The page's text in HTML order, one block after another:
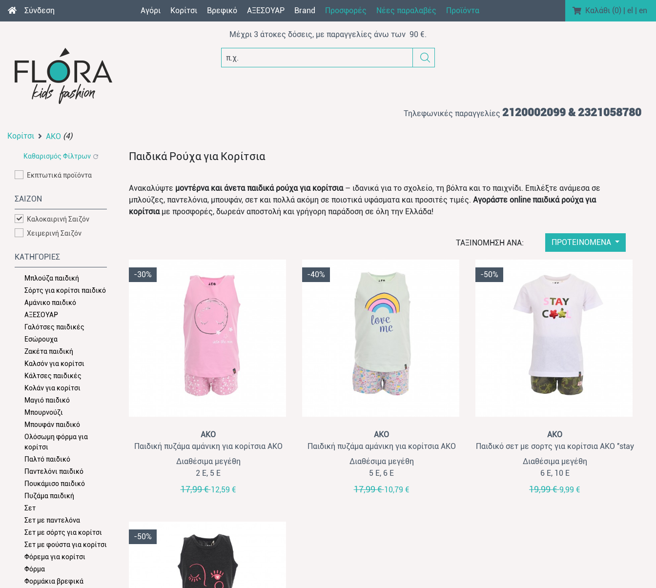
Σύνδεση Αγόρι Κορίτσι Βρεφικό AΞEΣOYAP Brand Προσφορές Νέες παραλαβές Προϊόντα Καλάθι (0) | el | en
Μέχρι 3 άτοκες δόσεις, με παραγγελίες άνω των 90 €.
π.χ. φόρμα β
Τηλεφωνικές παραγγελίες 2120002099 & 2321058780
Κορίτσι AKO (4)
Καθαρισμός Φίλτρων
Εκπτωτικά προϊόντα
ΣΑΙΖΟΝ
Καλοκαιρινή Σαιζόν
Χειμερινή Σαιζόν
ΚΑΤΗΓΟΡΙΕΣ
Μπλούζα παιδική
Σόρτς για κορίτσι παιδικό
Αμάνικο παιδικό
ΑΞΕΣΟΥΑΡ
Γαλότσες παιδικές
Εσώρουχα
Ζακέτα παιδική
Καλσόν για κορίτσι
Κάλτσες παιδικές
Κολάν για κορίτσι
Μαγιό παιδικό
Μπουρνούζι
Μπουφάν παιδικό
Ολόσωμη φόρμα για
κορίτσι
Παλτό παιδικό
Παντελόνι παιδικό
Πουκάμισο παιδικό
Πυζάμα παιδική
Σετ
Σετ με παντελόνα
Σετ με σόρτς για κορίτσι
Σετ με φούστα για κορίτσι
Φόρεμα για κορίτσι
Φόρμα
Φορμάκια βρεφικά
Παιδικά Ρούχα για Κορίτσια
Ανακαλύψτε μοντέρνα και άνετα παιδικά ρούχα για κορίτσια– ιδανικά για το σχολείο, τη βόλτα και το παιχνίδι. Επιλέξτε ανάμεσα σε
μπλούζες, παντελόνια, μπουφάν, σετ και πολλά ακόμη σε ποιοτικά υφάσματα και προσιτές τιμές. Αγοράστε online παιδικά ρούχα για
κορίτσιαμε προσφορές, δωρεάν αποστολή και γρήγορη παράδοση σε όλη την Ελλάδα!
ΤΑΞΙΝΟΜΗΣΗ ΑΝΑ: ΠΡΟΤΕΙΝΟΜΕΝΑ
-30%
AKO
Παιδική πυζάμα αμάνικη για κορίτσια AKO
με στάμπα ροζ-πουά ροζ
Διαθέσιμα μεγέθη
2 Ε, 5 Ε
17,99 €12,59 €
-40%
AKO
Παιδική πυζάμα αμάνικη για κορίτσια AKO
με ουράνιο τόξο φυστικί-λιλά
Διαθέσιμα μεγέθη
5 Ε, 6 Ε
17,99 €10,79 €
-50%
AKO
Παιδικό σετ με σορτς για κορίτσια AKO ''stay
cool'' λευκό-εμπριμέ χακί
Διαθέσιμα μεγέθη
6 Ε, 10 Ε
19,99 €9,99 €
-50%